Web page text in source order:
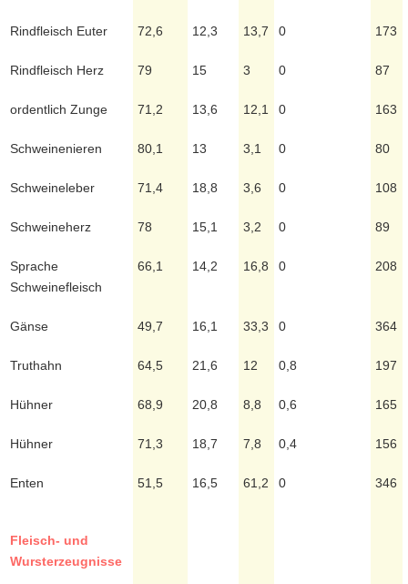
Rindfleisch Euter 72,6 12,3 13,7 0 173
Rindfleisch Herz 79 15 3 0 87
ordentlich Zunge 71,2 13,6 12,1 0 163
Schweinenieren 80,1 13 3,1 0 80
Schweineleber 71,4 18,8 3,6 0 108
Schweineherz 78 15,1 3,2 0 89
Sprache
Schweinefleisch
66,1 14,2 16,8 0 208
Gänse 49,7 16,1 33,3 0 364
Truthahn 64,5 21,6 12 0,8 197
Hühner 68,9 20,8 8,8 0,6 165
Hühner 71,3 18,7 7,8 0,4 156
Enten 51,5 16,5 61,2 0 346
Fleisch- und
Wursterzeugnisse